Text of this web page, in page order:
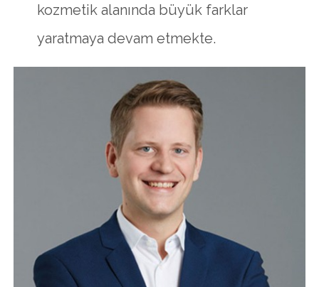
kozmetik alanında büyük farklar
yaratmaya devam etmekte.